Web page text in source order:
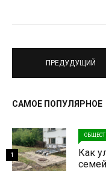
ПРЕДУДУЩИЙ
САМОЕ ПОПУЛЯРНОЕ
Как
1